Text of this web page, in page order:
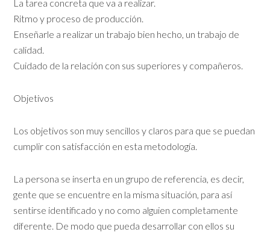
La tarea concreta que va a realizar.
Ritmo y proceso de producción.
Enseñarle a realizar un trabajo bien hecho, un trabajo de
calidad.
Cuidado de la relación con sus superiores y compañeros.
Objetivos
Los objetivos son muy sencillos y claros para que se puedan
cumplir con satisfacción en esta metodología.
La persona se inserta en un grupo de referencia, es decir,
gente que se encuentre en la misma situación, para así
sentirse identificado y no como alguien completamente
diferente. De modo que pueda desarrollar con ellos su